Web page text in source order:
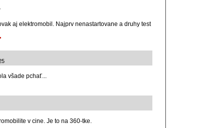
aj elektromobil. Najprv nenastartovane a druhy test
všade pchať...
v cine. Je to na 360-tke.